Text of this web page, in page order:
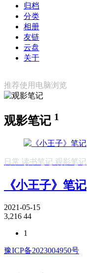
归档
分类
相册
友链
云盘
关于
推荐使用电脑浏览
观影笔记 1
日常 读书笔记 观影笔记
《小王子》笔记
2021-05-15
3,216 44
1
豫ICP备2023004950号